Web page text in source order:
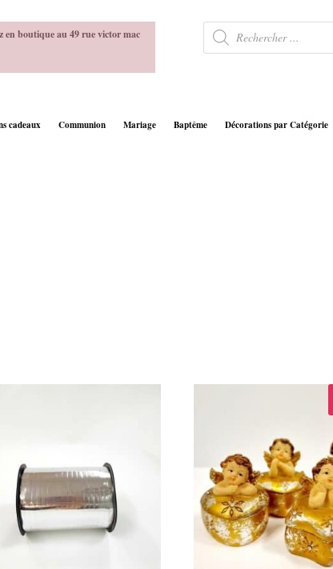
boutique au 49 rue victor mac
Recherche
de
produits
cadeaux Communion Mariage Baptême Décorations par Catégorie